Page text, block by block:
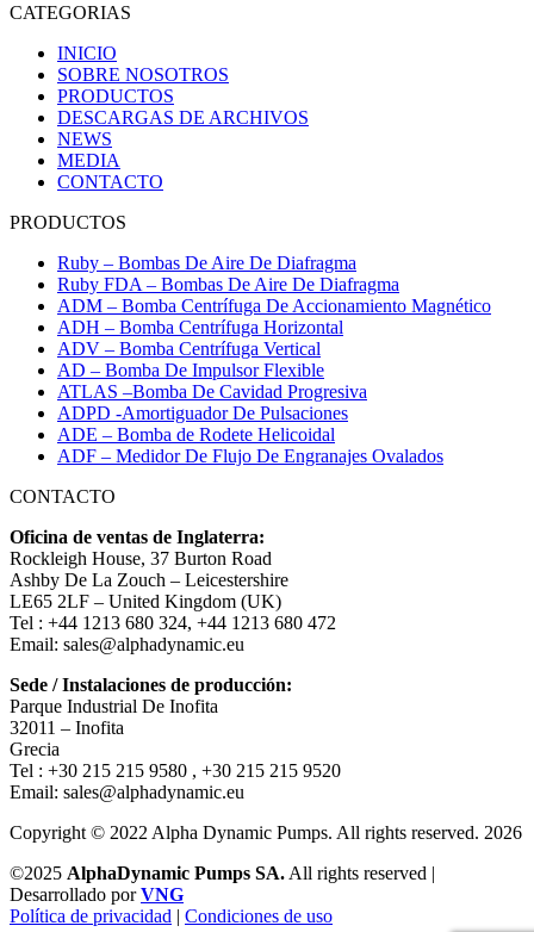
CATEGORIAS
INICIO
SOBRE NOSOTROS
PRODUCTOS
DESCARGAS DE ARCHIVOS
NEWS
MEDIA
CONTACTO
PRODUCTOS
Ruby – Bombas De Aire De Diafragma
Ruby FDA – Bombas De Aire De Diafragma
ADM – Bomba Centrífuga De Accionamiento Magnético
ADH – Bomba Centrífuga Horizontal
ADV – Bomba Centrífuga Vertical
AD – Bomba De Impulsor Flexible
ATLAS –Bomba De Cavidad Progresiva
ADPD -Amortiguador De Pulsaciones
ADE – Bomba de Rodete Helicoidal
ADF – Medidor De Flujo De Engranajes Ovalados
CONTACTO
Oficina de ventas de Inglaterra:
Rockleigh House, 37 Burton Road
Ashby De La Zouch – Leicestershire
LE65 2LF – United Kingdom (UK)
Tel : +44 1213 680 324, +44 1213 680 472
Email: sales@alphadynamic.eu
Sede / Instalaciones de producción:
Parque Industrial De Inofita
32011 – Inofita
Grecia
Tel : +30 215 215 9580 , +30 215 215 9520
Email: sales@alphadynamic.eu
Copyright © 2022 Alpha Dynamic Pumps. All rights reserved. 2026
©2025 AlphaDynamic Pumps SA. All rights reserved |
Desarrollado porVNG
Política de privacidad | Condiciones de uso